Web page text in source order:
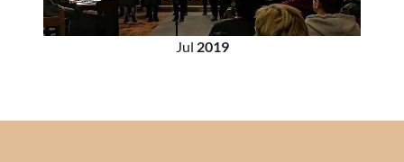
Jul 2019